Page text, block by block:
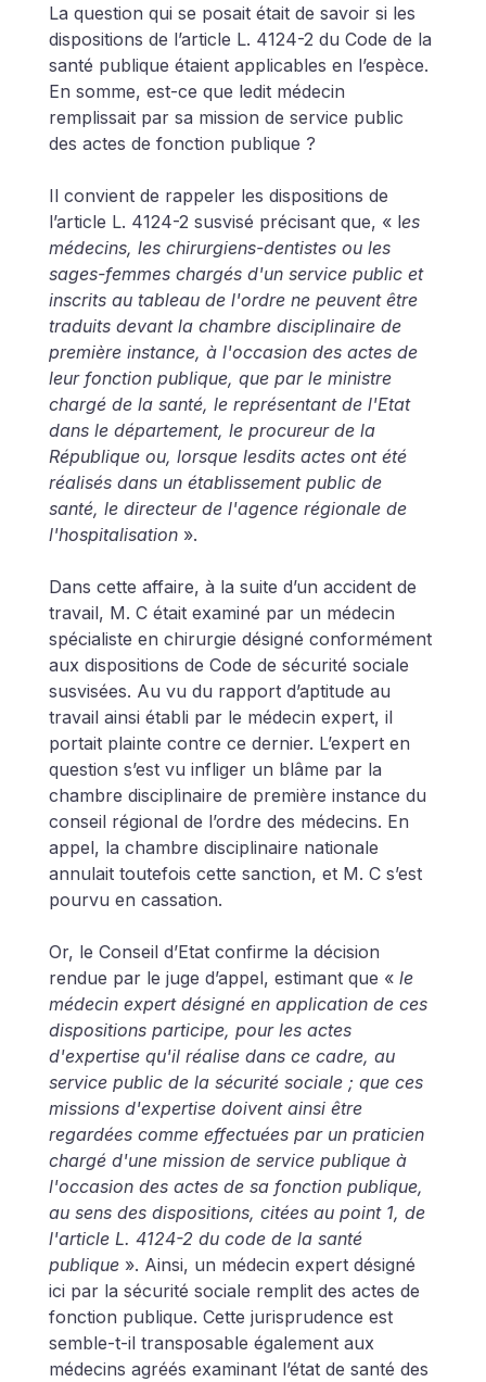
La question qui se posait était de savoir si les
dispositions de l’article L. 4124-2 du Code de la
santé publique étaient applicables en l’espèce.
En somme, est-ce que ledit médecin
remplissait par sa mission de service public
des actes de fonction publique ?
Il convient de rappeler les dispositions de
l’article L. 4124-2 susvisé précisant que, « les
médecins, les chirurgiens-dentistes ou les
sages-femmes chargés d'un service public et
inscrits au tableau de l'ordre ne peuvent être
traduits devant la chambre disciplinaire de
première instance, à l'occasion des actes de
leur fonction publique, que par le ministre
chargé de la santé, le représentant de l'Etat
dans le département, le procureur de la
République ou, lorsque lesdits actes ont été
réalisés dans un établissement public de
santé, le directeur de l'agence régionale de
l'hospitalisation ».
Dans cette affaire, à la suite d’un accident de
travail, M. C était examiné par un médecin
spécialiste en chirurgie désigné conformément
aux dispositions de Code de sécurité sociale
susvisées. Au vu du rapport d’aptitude au
travail ainsi établi par le médecin expert, il
portait plainte contre ce dernier. L’expert en
question s’est vu infliger un blâme par la
chambre disciplinaire de première instance du
conseil régional de l’ordre des médecins. En
appel, la chambre disciplinaire nationale
annulait toutefois cette sanction, et M. C s’est
pourvu en cassation.
Or, le Conseil d’Etat confirme la décision
rendue par le juge d’appel, estimant que « le
médecin expert désigné en application de ces
dispositions participe, pour les actes
d'expertise qu'il réalise dans ce cadre, au
service public de la sécurité sociale ; que ces
missions d'expertise doivent ainsi être
regardées comme effectuées par un praticien
chargé d'une mission de service publique à
l'occasion des actes de sa fonction publique,
au sens des dispositions, citées au point 1, de
l'article L. 4124-2 du code de la santé
publique ». Ainsi, un médecin expert désigné
ici par la sécurité sociale remplit des actes de
fonction publique. Cette jurisprudence est
semble-t-il transposable également aux
médecins agréés examinant l’état de santé des